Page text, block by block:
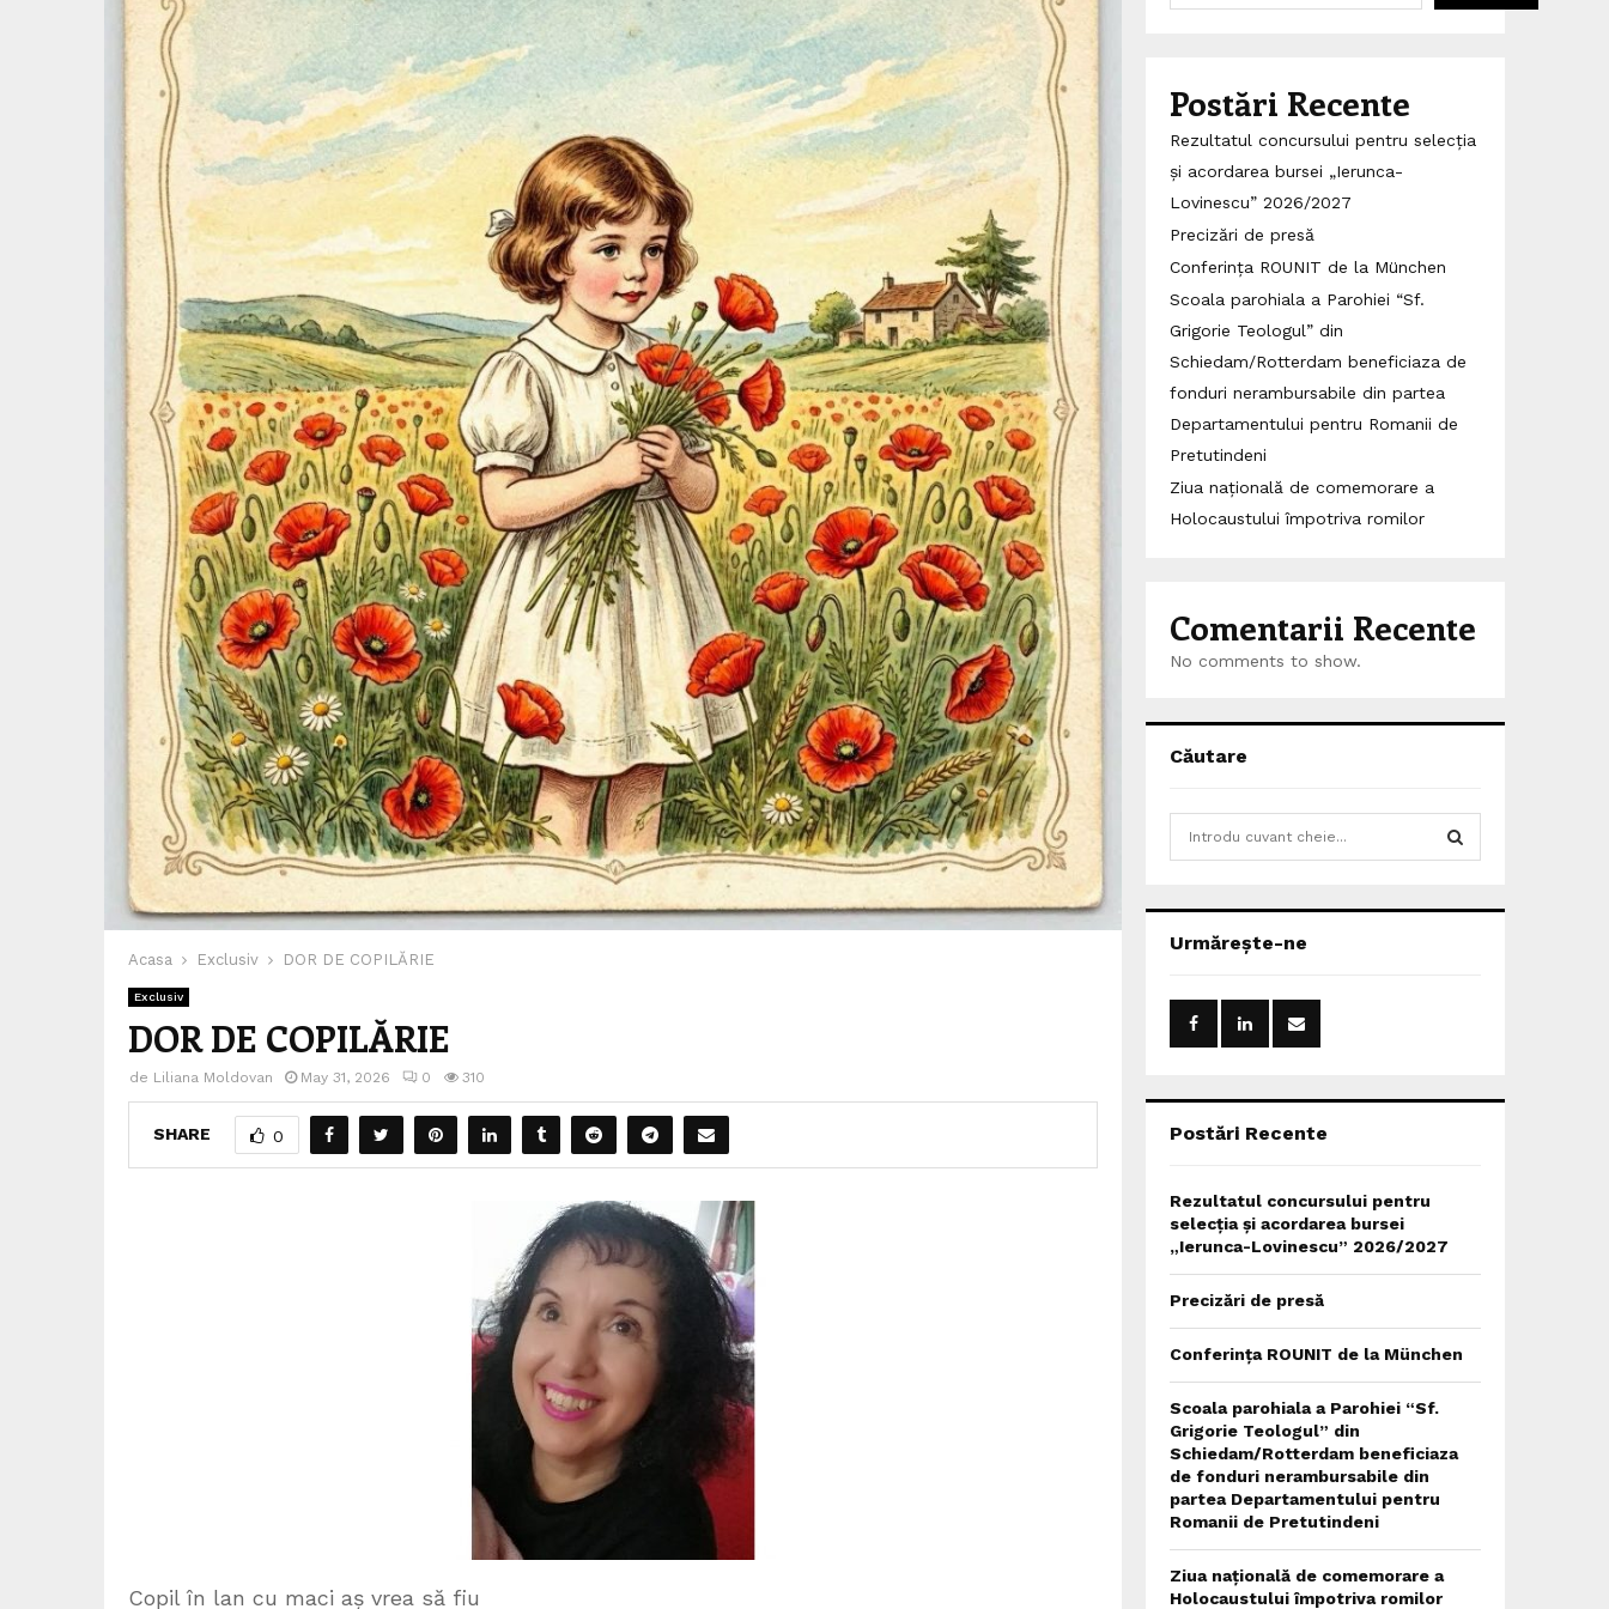
Acasa Exclusiv DOR DE COPILĂRIE
Exclusiv
DOR DE COPILĂRIE
de Liliana Moldovan May 31, 2026 0 310
SHARE 0
Copil în lan cu maci aș vrea să fiu
Postări Recente
Rezultatul concursului pentru selecția
și acordarea bursei „Ierunca-
Lovinescu” 2026/2027
Precizări de presă
Conferința ROUNIT de la München
Scoala parohiala a Parohiei “Sf.
Grigorie Teologul” din
Schiedam/Rotterdam beneficiaza de
fonduri nerambursabile din partea
Departamentului pentru Romanii de
Pretutindeni
Ziua națională de comemorare a
Holocaustului împotriva romilor
Comentarii Recente
No comments to show.
Căutare
h
o
:
Urmărește-ne
Postări Recente
Rezultatul concursului pentru
selecția și acordarea bursei
„Ierunca-Lovinescu” 2026/2027
Precizări de presă
Conferința ROUNIT de la München
Scoala parohiala a Parohiei “Sf.
Grigorie Teologul” din
Schiedam/Rotterdam beneficiaza
de fonduri nerambursabile din
partea Departamentului pentru
Romanii de Pretutindeni
Ziua națională de comemorare a
Holocaustului împotriva romilor